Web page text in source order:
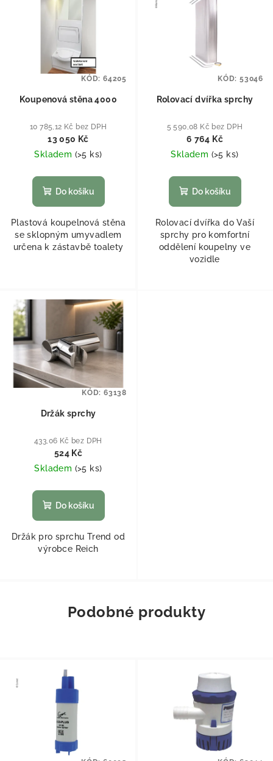
Koupenová stěna 4000
10 785,12 Kč bez DPH
13 050 Kč
Skladem (>5 ks)
Do košíku
Plastová koupelnová stěna
se sklopným umyvadlem
určena k zástavbě toalety
KÓD: 64205
Rolovací dvířka sprchy
5 590,08 Kč bez DPH
6 764 Kč
Skladem (>5 ks)
Do košíku
Rolovací dvířka do Vaší
sprchy pro komfortní
oddělení koupelny ve
vozidle
KÓD: 53046
Držák sprchy
433,06 Kč bez DPH
524 Kč
Skladem (>5 ks)
Do košíku
Držák pro sprchu Trend od
výrobce Reich
KÓD: 63138
Podobné produkty